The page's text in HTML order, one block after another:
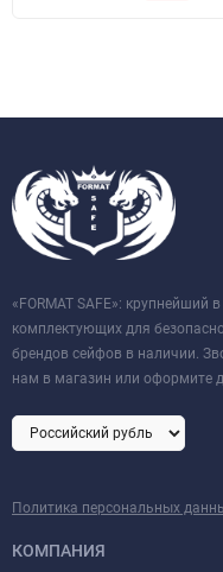
«FORMAT SAFE»:
комплектующих для
брендов сейфов в наличии.
нам в магазин или оформите
Политика персональных
КОМПАНИЯ